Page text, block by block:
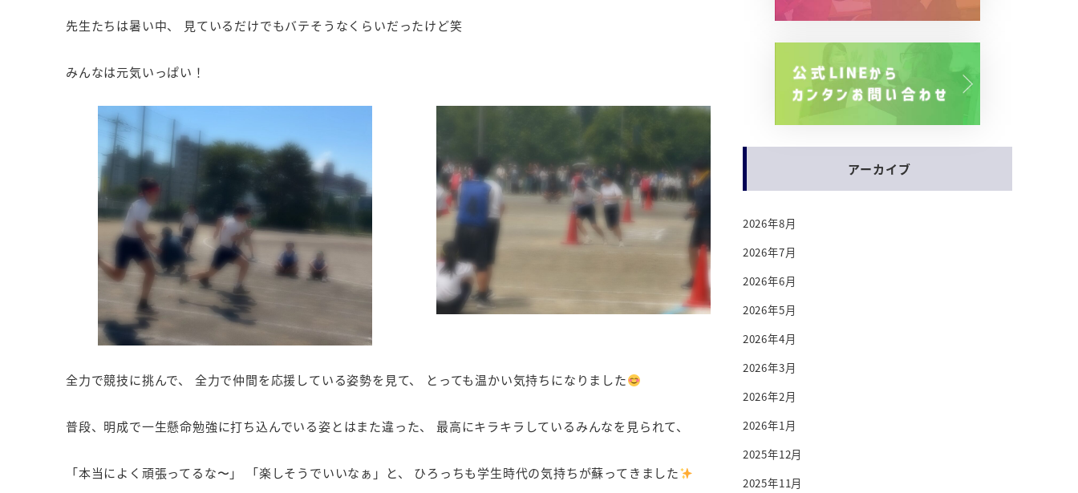
先生たちは暑い中、 見ているだけでもバテそうなくらいだったけど笑
みんなは元気いっぱい！
全力で競技に挑んで、 全力で仲間を応援している姿勢を見て、 とっても温かい気持ちになりました
普段、明成で一生懸命勉強に打ち込んでいる姿とはまた違った、 最高にキラキラしているみんなを見られて、
「本当によく頑張ってるな〜」 「楽しそうでいいなぁ」と、 ひろっちも学生時代の気持ちが蘇ってきました
アーカイブ
2026年8月
2026年7月
2026年6月
2026年5月
2026年4月
2026年3月
2026年2月
2026年1月
2025年12月
2025年11月